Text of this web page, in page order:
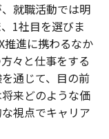
就職活動では明
1社目を選びま
推進に携わるなか
々と仕事をする
通じて、目の前
来どのような価
視点でキャリア